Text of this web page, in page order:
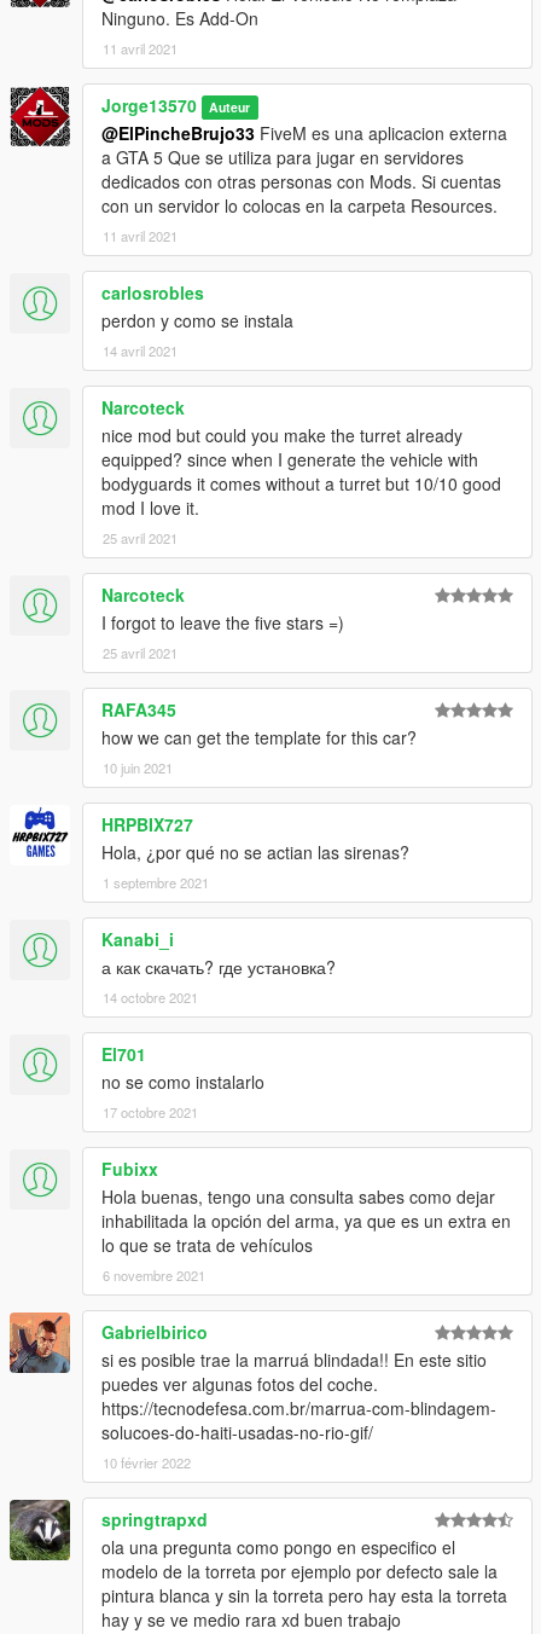
Ninguno. Es Add-On
11 avril 2021
Jorge13570 Auteur
@ElPincheBrujo33 FiveM es una aplicacion externa
a GTA 5 Que se utiliza para jugar en servidores
dedicados con otras personas con Mods. Si cuentas
con un servidor lo colocas en la carpeta Resources.
11 avril 2021
carlosrobles
perdon y como se instala
14 avril 2021
Narcoteck
nice mod but could you make the turret already
equipped? since when I generate the vehicle with
bodyguards it comes without a turret but 10/10 good
mod I love it.
25 avril 2021
Narcoteck
I forgot to leave the five stars =)
25 avril 2021
RAFA345
how we can get the template for this car?
10 juin 2021
HRPBIX727
Hola, ¿por qué no se actian las sirenas?
1 septembre 2021
Kanabi_i
а как скачать? где установка?
14 octobre 2021
El701
no se como instalarlo
17 octobre 2021
Fubixx
Hola buenas, tengo una consulta sabes como dejar
inhabilitada la opción del arma, ya que es un extra en
lo que se trata de vehículos
6 novembre 2021
Gabrielbirico
si es posible trae la marruá blindada!! En este sitio
puedes ver algunas fotos del coche.
https://tecnodefesa.com.br/marrua-com-blindagem-
solucoes-do-haiti-usadas-no-rio-gif/
10 février 2022
springtrapxd
ola una pregunta como pongo en especifico el
modelo de la torreta por ejemplo por defecto sale la
pintura blanca y sin la torreta pero hay esta la torreta
hay y se ve medio rara xd buen trabajo